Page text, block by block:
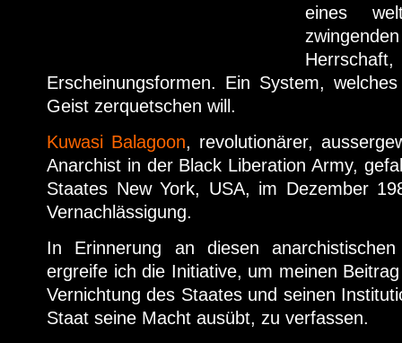
eines
Erscheinungsformen. Ein System,
Geist zerquetschen will.
Kuwasi Balagoon, revolutionärer,
Anarchist in der Black Liberation Army,
Staates New York, USA, im Dezember
Vernachlässigung.
In Erinnerung an diesen
ergreife ich die Initiative, um meinen
Vernichtung des Staates und seinen
Staat seine Macht ausübt, zu verfassen.